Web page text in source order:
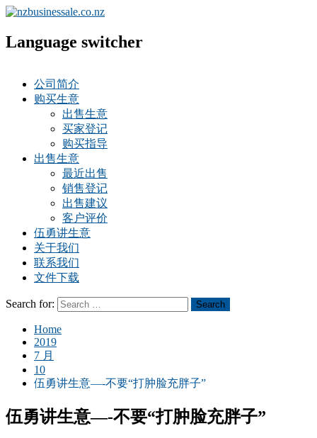
Language switcher
公司简介
购买生意
出售生意
买家登记
购买指导
出售生意
最近出售
销售登记
出售建议
客户评价
伍勇讲生意
关于我们
联系我们
文件下载
Search for: Search
Home
2019
7 月
10
伍勇讲生意—-不要“打肿脸充胖子”
伍勇讲生意—-不要“打肿脸充胖子”